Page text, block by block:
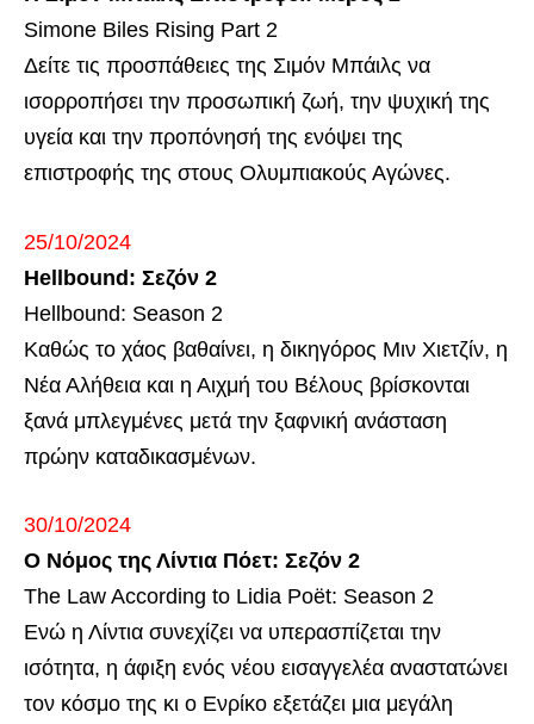
Simone Biles Rising Part 2
Δείτε τις προσπάθειες της Σιμόν Μπάιλς να
ισορροπήσει την προσωπική ζωή, την ψυχική της
υγεία και την προπόνησή της ενόψει της
επιστροφής της στους Ολυμπιακούς Αγώνες.
25/10/2024
Hellbound: Σεζόν 2
Hellbound: Season 2
Καθώς το χάος βαθαίνει, η δικηγόρος Μιν Χιετζίν, η
Νέα Αλήθεια και η Αιχμή του Βέλους βρίσκονται
ξανά μπλεγμένες μετά την ξαφνική ανάσταση
πρώην καταδικασμένων.
30/10/2024
Ο Νόμος της Λίντια Πόετ: Σεζόν 2
The Law According to Lidia Poët: Season 2
Ενώ η Λίντια συνεχίζει να υπερασπίζεται την
ισότητα, η άφιξη ενός νέου εισαγγελέα αναστατώνει
τον κόσμο της κι ο Ενρίκο εξετάζει μια μεγάλη